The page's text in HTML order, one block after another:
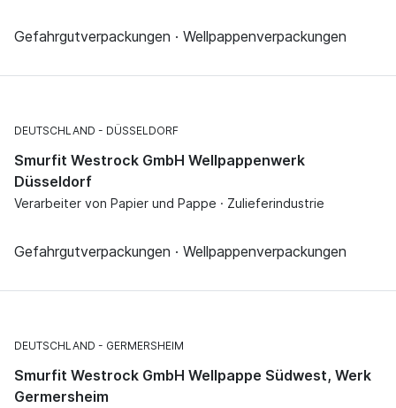
Gefahrgutverpackungen · Wellpappenverpackungen
DEUTSCHLAND DÜSSELDORF
Smurfit Westrock GmbH Wellpappenwerk
Düsseldorf
Verarbeiter von Papier und Pappe · Zulieferindustrie
Gefahrgutverpackungen · Wellpappenverpackungen
DEUTSCHLAND GERMERSHEIM
Smurfit Westrock GmbH Wellpappe Südwest, Werk
Germersheim